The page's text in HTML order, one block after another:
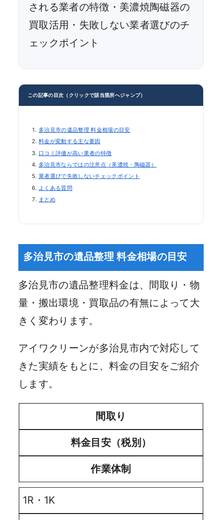
される業者の特徴・美濃焼陶磁器の
買取活用・失敗しない業者選びのチ
ェックポイント
この記事の目次（クリックで該当箇所へジャンプ）
多治見市の遺品整理 料金相場の目安
料金が変動する主な要因
口コミ評価が高い業者の特徴
多治見市ならではの注意点（美濃焼・陶磁器）
業者選びで失敗しないチェックポイント
よくある質問
まとめ
多治見市の遺品整理 料金相場の目安
多治見市の遺品整理料金は、間取り・物
量・搬出環境・買取品の有無によって大
きく変わります。
アイワクリーンが多治見市内で対応して
きた実績をもとに、料金の目安をご紹介
します。
間取り
料金目安（税別）
作業体制
1R・1K